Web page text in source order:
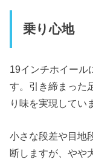
乗り心地
19インチホイール
す。引き締まった
り味を実現してい
小さな段差や目地
断しますが、やや